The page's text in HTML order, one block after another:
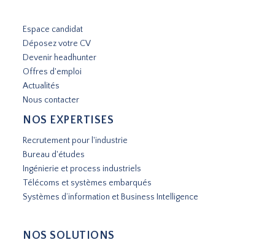
Espace candidat
Déposez votre CV
Devenir headhunter
Offres d'emploi
Actualités
Nous contacter
NOS EXPERTISES
Recrutement pour l'industrie
Bureau d'études
Ingénierie et process industriels
Télécoms et systèmes embarqués
Systèmes d’information et Business Intelligence
NOS SOLUTIONS